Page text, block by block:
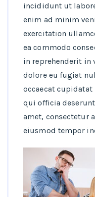
incididunt ut
enim ad minim
exercitation
ea commodo
in reprehenderit in
dolore eu fugiat
occaecat
qui officia
amet, consectetur
eiusmod tempor